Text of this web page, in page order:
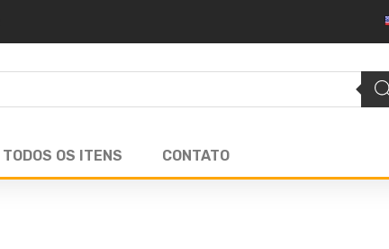
TODOS OS ITENS CONTATO